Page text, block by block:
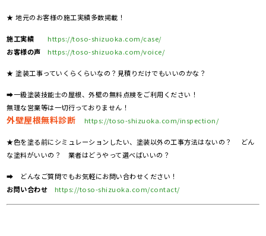
★ 地元のお客様の施工実績多数掲載！
施工実績
https://toso-shizuoka.com/case/
お客様の声
https://toso-shizuoka.com/voice/
★ 塗装工事っていくらくらいなの？見積りだけでもいいのかな？
➡一級塗装技能士の屋根、外壁の無料点検をご利用ください！
無理な営業等は一切行っておりません！
外壁屋根無料診断 https://toso-shizuoka.com/inspection/
★色を塗る前にシミュレーションしたい、塗装以外の工事方法はないの？ どん
な塗料がいいの？ 業者はどうやって選べばいいの？
➡ どんなご質問でもお気軽にお問い合わせください！
お問い合わせ
https://toso-shizuoka.com/contact/